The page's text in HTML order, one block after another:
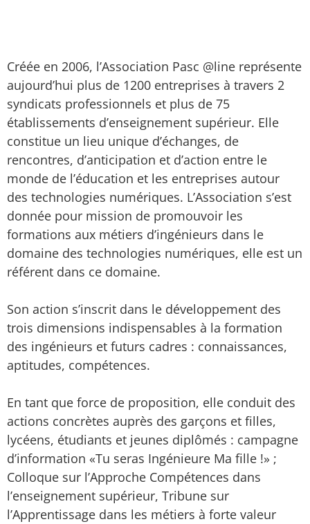
Créée en 2006, l’Association Pasc @line représente
aujourd’hui plus de 1200 entreprises à travers 2
syndicats professionnels et plus de 75
établissements d’enseignement supérieur. Elle
constitue un lieu unique d’échanges, de
rencontres, d’anticipation et d’action entre le
monde de l’éducation et les entreprises autour
des technologies numériques. L’Association s’est
donnée pour mission de promouvoir les
formations aux métiers d’ingénieurs dans le
domaine des technologies numériques, elle est un
référent dans ce domaine.
Son action s’inscrit dans le développement des
trois dimensions indispensables à la formation
des ingénieurs et futurs cadres : connaissances,
aptitudes, compétences.
En tant que force de proposition, elle conduit des
actions concrètes auprès des garçons et filles,
lycéens, étudiants et jeunes diplômés : campagne
d’information «Tu seras Ingénieure Ma fille !» ;
Colloque sur l’Approche Compétences dans
l’enseignement supérieur, Tribune sur
l’Apprentissage dans les métiers à forte valeur